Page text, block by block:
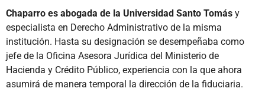
Chaparro es abogada de la Universidad Santo Tomás y
especialista en Derecho Administrativo de la misma
institución. Hasta su designación se desempeñaba como
jefe de la Oficina Asesora Jurídica del Ministerio de
Hacienda y Crédito Público, experiencia con la que ahora
asumirá de manera temporal la dirección de la fiduciaria.